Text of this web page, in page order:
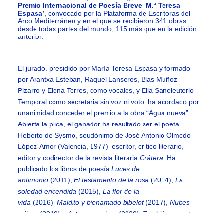
Premio Internacional de Poesía Breve ‘M.ª Teresa
Espasa’ , convocado por la Plataforma de Escritoras del
Arco Mediterráneo y en el que se recibieron 341 obras
desde todas partes del mundo, 115 más que en la edición
anterior.
El jurado, presidido por María Teresa Espasa y formado
por Arantxa Esteban, Raquel Lanseros, Blas Muñoz
Pizarro y Elena Torres, como vocales, y Elia Saneleuterio
Temporal como secretaria sin voz ni voto, ha acordado por
unanimidad conceder el premio a la obra “Agua nueva”.
Abierta la plica, el ganador ha resultado ser el poeta
Heberto de Sysmo, seudónimo de José Antonio Olmedo
López-Amor (Valencia, 1977), escritor, crítico literario,
editor y codirector de la revista literariaCrátera . Ha
publicado los libros de poesíaLuces de
antimonio (2011),El testamento de la rosa (2014),La
soledad encendida (2015),La flor de la
vida (2016),Maldito y bienamado bibelot(2017),Nubes